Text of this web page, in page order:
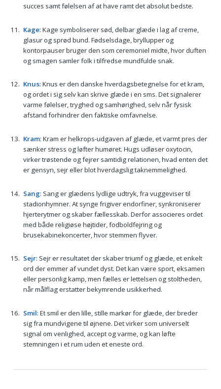
succes samt følelsen af at have ramt det absolut bedste.
Kage: Kage symboliserer sød, delbar glæde i lag af creme,
glasur og sprød bund. Fødselsdage, bryllupper og
kontorpauser bruger den som ceremoniel midte, hvor duften
og smagen samler folk i tilfredse mundfulde snak.
Knus: Knus er den danske hverdagsbetegnelse for et kram,
og ordet i sig selv kan skrive glæde i en sms. Det signalerer
varme følelser, tryghed og samhørighed, selv når fysisk
afstand forhindrer den faktiske omfavnelse.
Kram: Kram er helkrops-udgaven af glæde, et varmt pres der
sænker stress og løfter humøret. Hugs udløser oxytocin,
virker trøstende og fejrer samtidig relationen, hvad enten det
er gensyn, sejr eller blot hverdagslig taknemmelighed.
Sang: Sang er glædens lydlige udtryk, fra vuggeviser til
stadionhymner. At synge frigiver endorfiner, synkroniserer
hjerterytmer og skaber fællesskab. Derfor associeres ordet
med både religiøse højtider, fodboldfejring og
brusekabinekoncerter, hvor stemmen flyver.
Sejr: Sejr er resultatet der skaber triumf og glæde, et enkelt
ord der emmer af vundet dyst. Det kan være sport, eksamen
eller personlig kamp, men fælles er lettelsen og stoltheden,
når målflag erstatter bekymrende usikkerhed.
Smil: Et smil er den lille, stille markør for glæde, der breder
sig fra mundvigene til øjnene. Det virker som universelt
signal om venlighed, accept og varme, og kan løfte
stemningen i et rum uden et eneste ord.